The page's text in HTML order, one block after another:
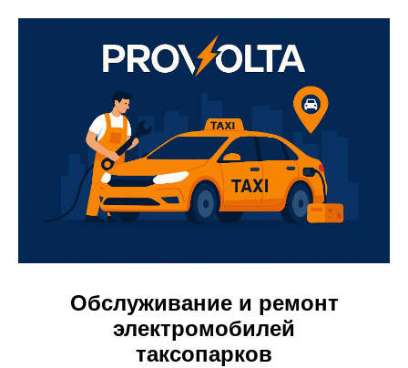
Обслуживание и ремонт
электромобилей
таксопарков